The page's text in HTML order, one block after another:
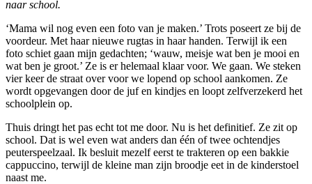
naar school.
‘Mama wil nog even een foto van je maken.’ Trots poseert ze bij de
voordeur. Met haar nieuwe rugtas in haar handen. Terwijl ik een
foto schiet gaan mijn gedachten; ‘wauw, meisje wat ben je mooi en
wat ben je groot.’ Ze is er helemaal klaar voor. We gaan. We steken
vier keer de straat over voor we lopend op school aankomen. Ze
wordt opgevangen door de juf en kindjes en loopt zelfverzekerd het
schoolplein op.
Thuis dringt het pas echt tot me door. Nu is het definitief. Ze zit op
school. Dat is wel even wat anders dan één of twee ochtendjes
peuterspeelzaal. Ik besluit mezelf eerst te trakteren op een bakkie
cappuccino, terwijl de kleine man zijn broodje eet in de kinderstoel
naast me.